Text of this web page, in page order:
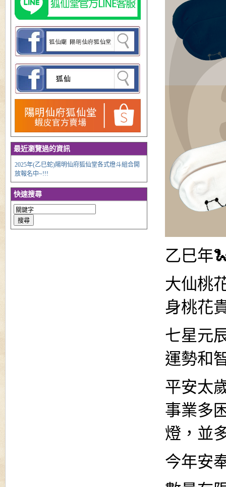
最近瀏覽過的資訊
2025年(乙巳蛇)陽明仙府狐仙堂各式燈斗組合開
放報名中~!!!
快速搜尋
乙巳年
大仙桃
身桃花
七星元
運勢和
平安太
事業多
燈，並
今年安